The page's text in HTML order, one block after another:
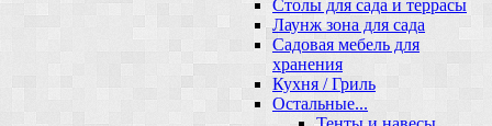
Столы для сада и террасы
Лаунж зона для сада
Садовая мебель для
хранения
Кухня / Гриль
Остальные...